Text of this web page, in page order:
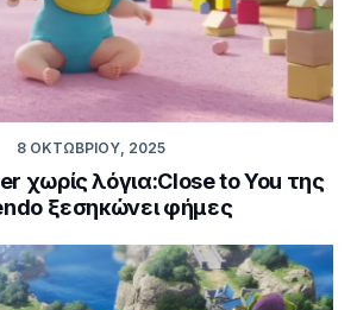
8 ΟΚΤΩΒΡΊΟΥ, 2025
χωρίς λόγια:Close to You της
ξεσηκώνει φήμες